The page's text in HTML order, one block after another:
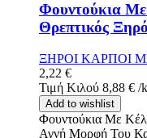
Φουντούκια
Θρεπτικός
ΞΗΡΟΙ ΚΑΡΠΟΙ
2,22 €
Τιμή Κιλού 8,88 € /
Add to wishlist
Φουντούκια Με
Αγνή Μορφή Του